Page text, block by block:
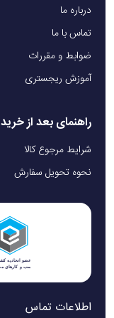
درباره ما
تماس با ما
ضوابط و مقررات
آموزش ریجستری
راهنمای بعد از خرید
شرایط مرجوع کالا
نحوه تحویل سفارش
اطلاعات تماس